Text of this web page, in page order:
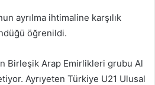
ayrılma ihtimaline karşılık
öğrenildi.
Birleşik Arap Emirlikleri grubu Al
Ayrıyeten Türkiye U21 Ulusal